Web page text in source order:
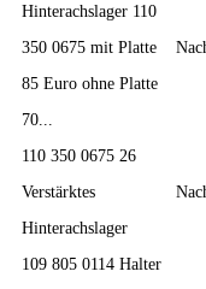
Hinterachslager 110
350 0675 mit Platte
85 Euro ohne Platte
70...
110 350 0675 26
Verstärktes
Hinterachslager
109 805 0114 Halter